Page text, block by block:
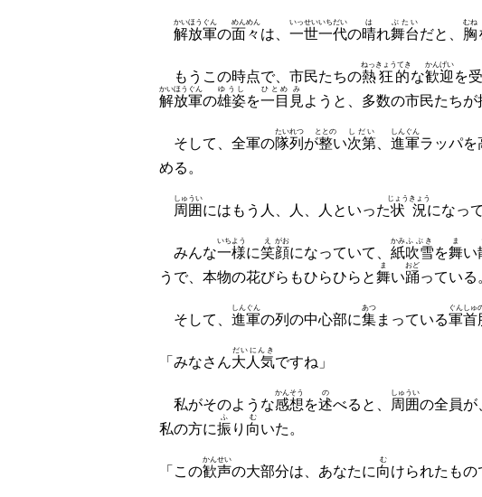
解放軍
かいほうぐん
の面々
めんめん
は、 一世
いっせい
一代
いちだい
の晴
は
れ舞台
ぶたい
だと、 胸
むね
もうこの時点で、市民たちの熱狂的
ねっきょうてき
な歓迎
かんげい
を
解放軍
かいほうぐん
の雄姿
ゆうし
を一目
ひとめ
見
み
ようと、多数の市民たちが
そして、全軍の隊列
たいれつ
が整
ととの
い次第
しだい
、 進軍
しんぐん
ラッパを
める。
周囲
しゅうい
にはもう人、人、人といった状況
じょうきょう
になっ
みんな一様
いちよう
に笑
え
顔
がお
になっていて、 紙
かみ
吹雪
ふぶき
を舞
ま
い
うで、本物の花びらもひらひらと舞
ま
い踊
おど
っている
そして、 進軍
しんぐん
の列の中心部に集
あつ
まっている軍
ぐん
首
しゅ
「みなさん大人気
だいにんき
ですね」
私がそのような感想
かんそう
を述
の
べると、 周囲
しゅうい
の全員
私の方に振
ふ
り 向
む
いた。
「この歓声
かんせい
の大部分は、あなたに向
む
けられたもの